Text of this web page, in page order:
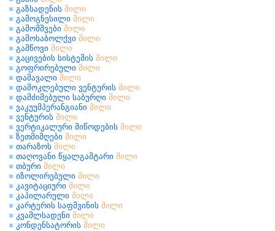
გაზსადენის მილი
გამოგნესილი მილი
გამომშვები მილი
გამოსაბოლქვი მილი
გამწოვი მილი
გაცივების სისტემის მილი
გოფრირებული მილი
დამავალი მილი
დამოკლებული ვენტურის მილი
დამძიმებული საბურღი მილი
ვაკუუმპერანგიანი მილი
ვენტურის მილი
ვერტიკალური მიწოდების მილი
ზეთმიმღები მილი
თარაზოს მილი
თაღოვანი წყალგამტარი მილი
თბური მილი
იზოლირებული მილი
კავიტაციური მილი
კაპილარული მილი
კარტერის საფშვინის მილი
კვამლსადენი მილი
კონდენსატორის მილი